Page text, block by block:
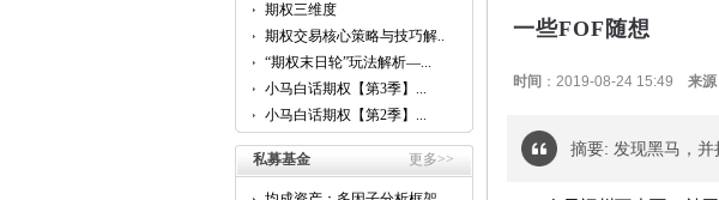
期权三维度
期权交易核心策略与技巧解...
“期权末日轮”玩法解析—...
小马白话期权【第3季】...
小马白话期权【第2季】...
私募基金 更多>>
一些FOF随想
时间 ：2019-08-24 15:49 来源
摘要: 发现黑马，并